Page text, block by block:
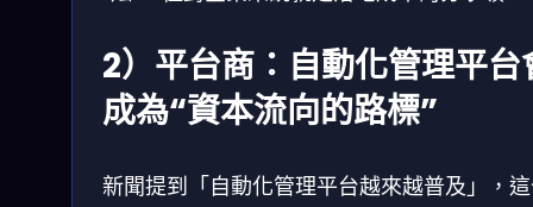
2）平台商：自動化管理平台
成為“資本流向的路標”
新聞提到「自動化管理平台越來越普及」，